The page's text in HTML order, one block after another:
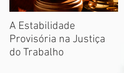
A Estabilidade
Provisória na Justiça
do Trabalho